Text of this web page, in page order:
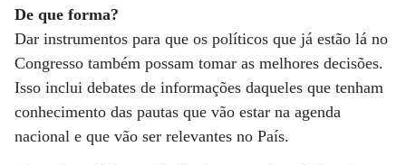
De que forma?
Dar instrumentos para que os políticos que já estão lá no
Congresso também possam tomar as melhores decisões.
Isso inclui debates de informações daqueles que tenham
conhecimento das pautas que vão estar na agenda
nacional e que vão ser relevantes no País.